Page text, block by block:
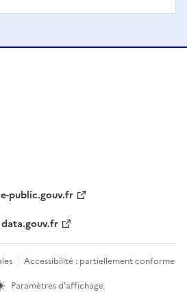
public.gouv.fr
data.gouv.fr
Accessibilité : partiellement conforme
Paramètres d'affichage